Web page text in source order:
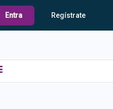
Entra Regístrate